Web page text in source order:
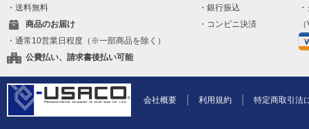
・送料無料
商品のお届け
・通常10営業日程度（※一部商品を除く）
公費払い、請求書後払い可能
・銀行振込
・コンビニ決済
会社概要 利用規約 特定商取引法